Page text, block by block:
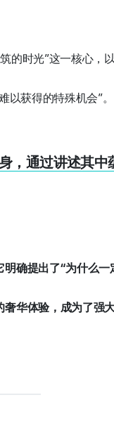
的时光”这一核心，
获得的特殊机会”。
，通过讲述其中
确提出了“为什么
华体验，成为了强